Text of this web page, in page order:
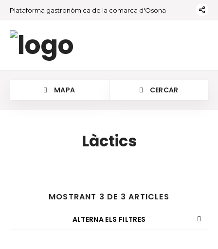
Plataforma gastronòmica de la comarca d'Osona
MAPA CERCAR
Làctics
MOSTRANT 3 DE 3 ARTICLES
ALTERNA ELS FILTRES